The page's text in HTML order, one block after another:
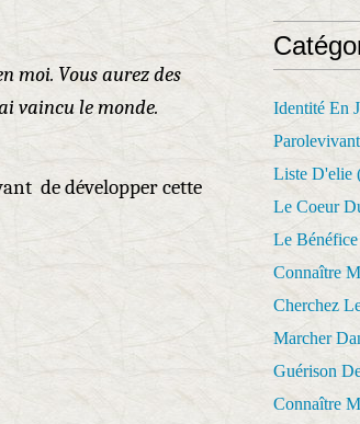
moi. Vous aurez des
vaincu le monde.
de développer cette
Identité En
Liste D'elie
Le Coeur
Le
Connaître
Cherchez
Marcher
Guérison
Connaître